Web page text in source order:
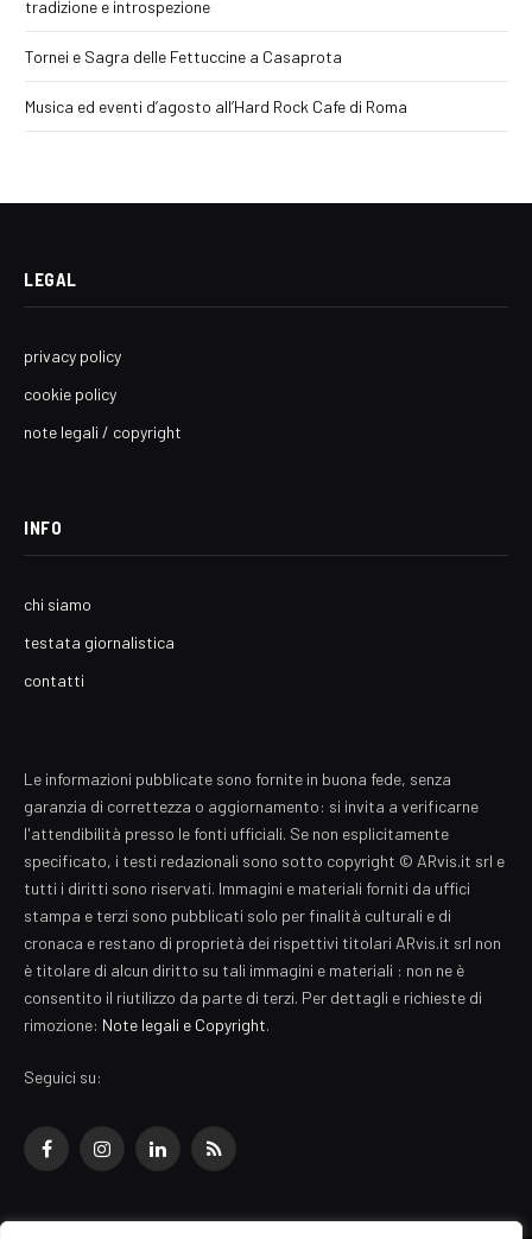
tradizione e introspezione
Tornei e Sagra delle Fettuccine a Casaprota
Musica ed eventi d’agosto all’Hard Rock Cafe di Roma
LEGAL
privacy policy
cookie policy
note legali / copyright
INFO
chi siamo
testata giornalistica
contatti
Le informazioni pubblicate sono fornite in buona fede, senza
garanzia di correttezza o aggiornamento: si invita a verificarne
l'attendibilità presso le fonti ufficiali. Se non esplicitamente
specificato, i testi redazionali sono sotto copyright © ARvis.it srl e
tutti i diritti sono riservati. Immagini e materiali forniti da uffici
stampa e terzi sono pubblicati solo per finalità culturali e di
cronaca e restano di proprietà dei rispettivi titolari ARvis.it srl non
è titolare di alcun diritto su tali immagini e materiali : non ne è
consentito il riutilizzo da parte di terzi. Per dettagli e richieste di
rimozione: Note legali e Copyright.
Seguici su:
FacebookInstagramLinkedInRSS